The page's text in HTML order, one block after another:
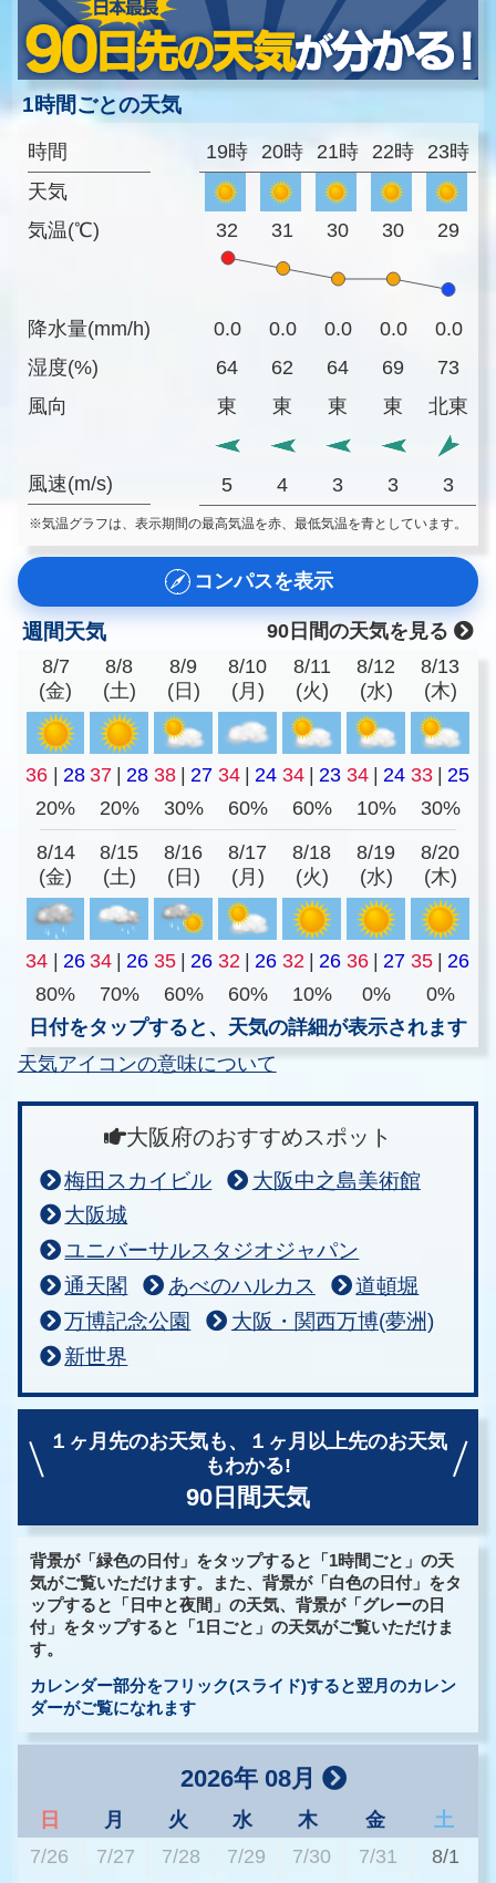
1時間ごとの天気
時間
天気
気温(℃)
降水量(mm/h)
湿度(%)
風向
風速(m/s)
19時 20時 21時 22時 23時
32 31 30 30 29
0.0 0.0 0.0 0.0
0.0
64
62 64 69
73
東
東 東 東 北東
5 4 3 3 3
※気温グラフは、表示期間の最高気温を赤、最低気温を青としています。
コンパスを表示
週間天気
90日間の天気を見る
8/7
(金)
8/8
(土)
8/9
(日)
8/10
(月)
8/11
(火)
8/12
(水)
8/13
(木)
36 | 28 37 | 28 38 | 27 34 | 24 34 | 23 34 | 24 33 | 25
20%
20% 30% 60% 60% 10% 30%
8/14
(金)
8/15
(土)
8/16
(日)
8/17
(月)
8/18
(火)
8/19
(水)
8/20
(木)
34 | 26 34 | 26 35 | 26 32 | 26 32 | 26 36 | 27 35 | 26
80%
70% 60% 60% 10% 0%
0%
日付をタップすると、天気の詳細が表示されます
天気アイコンの意味について
大阪府のおすすめスポット
梅田スカイビル
大阪中之島美術館
大阪城
ユニバーサルスタジオジャパン
通天閣
あべのハルカス
道頓堀
万博記念公園
大阪・関西万博(夢洲)
新世界
１ヶ月先のお天気も、
１ヶ月以上先のお天気
もわかる!
90日間天気
背景が「緑色の日付」をタップすると「1時間ごと」の天
気がご覧いただけます。また、背景が「白色の日付」をタ
ップすると「日中と夜間」の天気、背景が「グレーの日
付」をタップすると「1日ごと」の天気がご覧いただけま
す。
カレンダー部分をフリック(スライド)すると翌月のカレン
ダーがご覧になれます
2026年 08月
日 月 火 水 木 金
土
7/26
7/27 7/28 7/29 7/30 7/31 8/1